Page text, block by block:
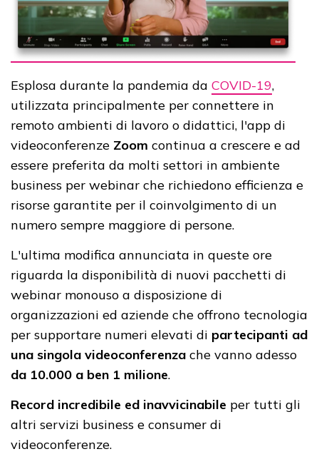
Esplosa durante la pandemia da COVID-19,
utilizzata principalmente per connettere in
remoto ambienti di lavoro o didattici, l'app di
videoconferenze Zoom continua a crescere e ad
essere preferita da molti settori in ambiente
business per webinar che richiedono efficienza e
risorse garantite per il coinvolgimento di un
numero sempre maggiore di persone.
L'ultima modifica annunciata in queste ore
riguarda la disponibilità di nuovi pacchetti di
webinar monouso a disposizione di
organizzazioni ed aziende che offrono tecnologia
per supportare numeri elevati di partecipanti ad
una singola videoconferenza che vanno adesso
da 10.000 a ben 1 milione.
Record incredibile ed inavvicinabile per tutti gli
altri servizi business e consumer di
videoconferenze.